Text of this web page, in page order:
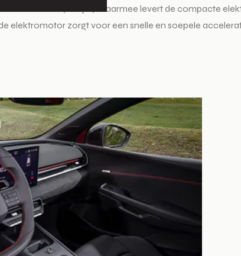
tot 166 kW (226 pk). Daarmee levert de compacte
elektromotor zorgt voor een snelle en soepele